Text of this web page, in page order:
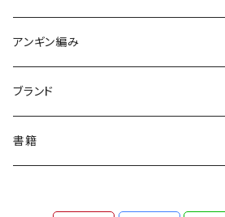
ポストカード
ポチ袋・封筒・平袋
付箋
ブローチ
ネクタイピン
ネックレス
アンギン編み
アンギン編み機1weekレンタル
選べるたて糸・横糸セット
ブランド
ドニワ部オリジナル
書籍